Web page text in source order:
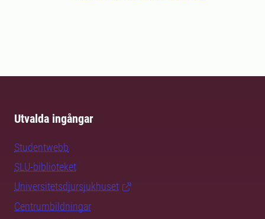
Utvalda ingångar
Studentwebb
SLU-biblioteket
Universitetsdjursjukhuset
Centrumbildningar